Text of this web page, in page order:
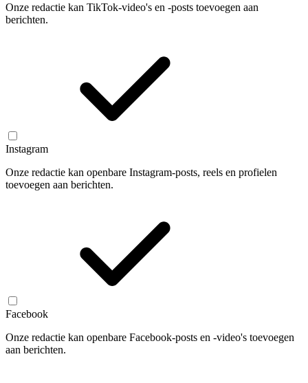
Onze redactie kan TikTok-video's en -posts toevoegen aan
berichten.
Instagram
Onze redactie kan openbare Instagram-posts, reels en profielen
toevoegen aan berichten.
Facebook
Onze redactie kan openbare Facebook-posts en -video's toevoegen
aan berichten.